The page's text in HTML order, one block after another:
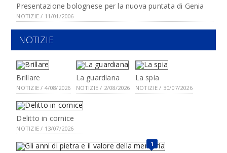
Presentazione bolognese per la nuova puntata di Genia
NOTIZIE / 11/01/2006
NOTIZIE
Brillare
NOTIZIE / 4/08/2026
La guardiana
NOTIZIE / 2/08/2026
La spia
NOTIZIE / 30/07/2026
Delitto in cornice
NOTIZIE / 13/07/2026
1